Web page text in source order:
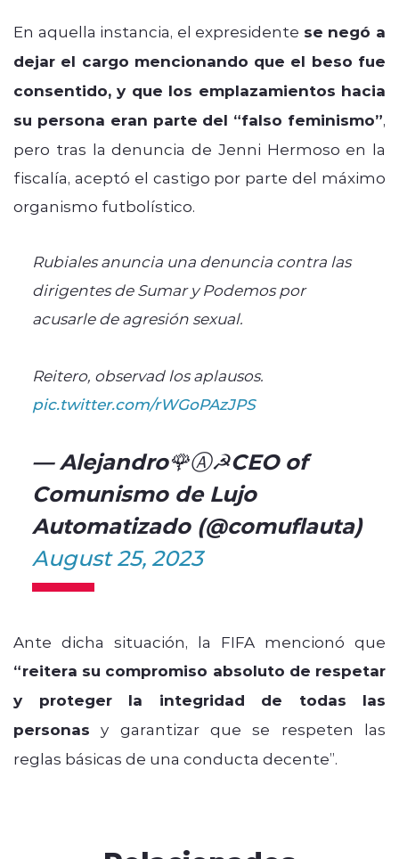
En aquella instancia, el expresidente se negó a
dejar el cargo mencionando que el beso fue
consentido, y que los emplazamientos hacia
su persona eran parte del “falso feminismo”,
pero tras la denuncia de Jenni Hermoso en la
fiscalía, aceptó el castigo por parte del máximo
organismo futbolístico.
Rubiales anuncia una denuncia contra las
dirigentes de Sumar y Podemos por
acusarle de agresión sexual.
Reitero, observad los aplausos.
pic.twitter.com/rWGoPAzJPS
— Alejandro🌹Ⓐ☭CEO of
Comunismo de Lujo
Automatizado (@comuflauta)
August 25, 2023
Ante dicha situación, la FIFA mencionó que
“reitera su compromiso absoluto de respetar
y proteger la integridad de todas las
personas y garantizar que se respeten las
reglas básicas de una conducta decente”.